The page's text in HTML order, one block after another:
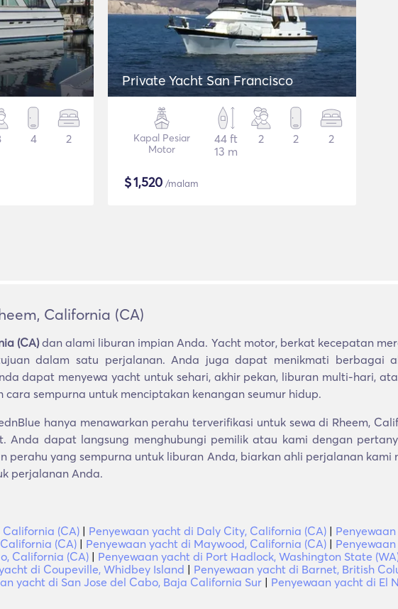
4 2
Private Yacht San Francisco
Kapal Pesiar
Motor
44 ft
13 m
2 2 2
$1,520 /malam
California (CA)
(CA)dan alami liburan impian Anda. Yacht motor, berkat kecepatan
dalam satu perjalanan. Anda juga dapat menikmati berbagai
dapat menyewa yacht untuk sehari, akhir pekan, liburan multi-hari,
cara sempurna untuk menciptakan kenangan seumur hidup.
hanya menawarkan perahu terverifikasi untuk sewa di Rheem,
Anda dapat langsung menghubungi pemilik atau kami dengan
perahu yang sempurna untuk liburan Anda, biarkan ahli perjalanan
perjalanan Anda.
California (CA) | Penyewaan yacht di Daly City, California (CA) |
(CA) | Penyewaan yacht di Maywood, California (CA) |
California (CA) | Penyewaan yacht di Port Hadlock, Washington State
di Coupeville, Whidbey Island | Penyewaan yacht di Barnet, British
yacht di San Jose del Cabo, Baja California Sur | Penyewaan yacht di El